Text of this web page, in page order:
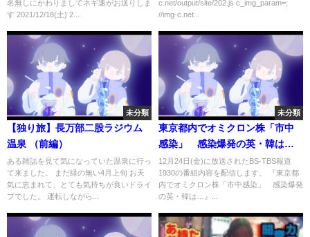
名無しにかわりましてネギ速がお送りしま
す 2021/12/18(土) 2...
c.net/output/site/202.js c_img_param=;
//img-c.net...
未分類
【独り旅】長万部二股ラジウム
温泉 （前編）
ある雑誌を見て気になっていた温泉に行っ
て来ました。 まだ緑の無い4月上旬 お天
気に恵まれて、とても気持ちが良いドライ
ブでした。 運転しながら...
未分類
東京都内でオミクロン株「市中
感染」 感染爆発の英・韓は…
【12月24日(金) #報道1930 】
12月24日(金)に放送されたBS-TBS報道
1930の番組内容を配信します。 『東京都
内でオミクロン株「市中感染」 感染爆発
の英・韓は…』...